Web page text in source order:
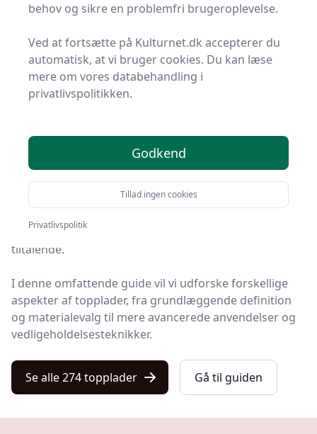
Bolig og indretning
Terrasse og have
Topplader - 274 på lager
arbejdsstationer, dukker ordettopplade
igen.
Topplader kan variere betydeligt i design, materiale og
overflader, der er både praktiske og æstetisk
tiltalende.
I denne omfattende guide vil vi udforske forskellige
aspekter af topplader, fra grundlæggende definition
og materialevalg til mere avancerede anvendelser og
vedligeholdelsesteknikker.
Se alle 274 topplader Gå til guiden
behov og sikre en problemfri brugeroplevelse.
Ved at fortsætte på Kulturnet.dk accepterer du
automatisk, at vi bruger cookies. Du kan læse
mere om vores databehandling i
privatlivspolitikken.
Godkend
Tillad ingen cookies
Privatlivspolitik